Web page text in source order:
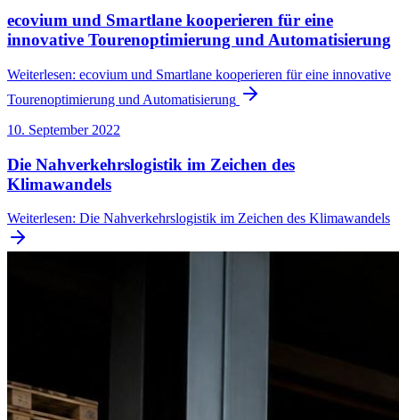
ecovium und Smartlane kooperieren für eine
innovative Tourenoptimierung und Automatisierung
Weiterlesen: ecovium und Smartlane kooperieren für eine innovative
Tourenoptimierung und Automatisierung
10. September 2022
Die Nahverkehrslogistik im Zeichen des
Klimawandels
Weiterlesen: Die Nahverkehrslogistik im Zeichen des Klimawandels